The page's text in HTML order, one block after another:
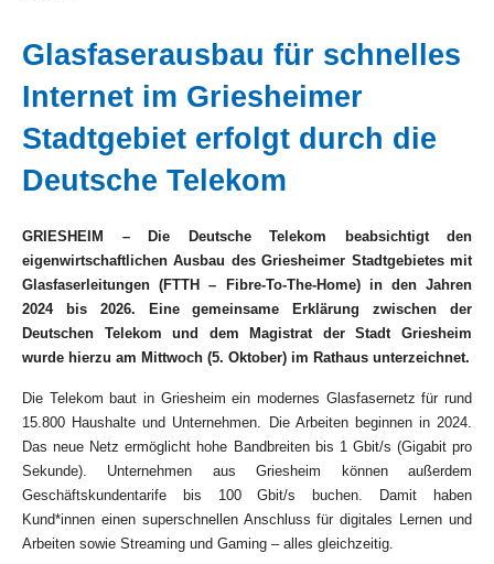
Glasfaserausbau für schnelles
Internet im Griesheimer
Stadtgebiet erfolgt durch die
Deutsche Telekom
GRIESHEIM – Die Deutsche Telekom beabsichtigt den
eigenwirtschaftlichen Ausbau des Griesheimer Stadtgebietes mit
Glasfaserleitungen (FTTH – Fibre-To-The-Home) in den Jahren
2024 bis 2026. Eine gemeinsame Erklärung zwischen der
Deutschen Telekom und dem Magistrat der Stadt Griesheim
wurde hierzu am Mittwoch (5. Oktober) im Rathaus unterzeichnet.
Die Telekom baut in Griesheim ein modernes Glasfasernetz für rund
15.800 Haushalte und Unternehmen. Die Arbeiten beginnen in 2024.
Das neue Netz ermöglicht hohe Bandbreiten bis 1 Gbit/s (Gigabit pro
Sekunde). Unternehmen aus Griesheim können außerdem
Geschäftskundentarife bis 100 Gbit/s buchen. Damit haben
Kund*innen einen superschnellen Anschluss für digitales Lernen und
Arbeiten sowie Streaming und Gaming – alles gleichzeitig.